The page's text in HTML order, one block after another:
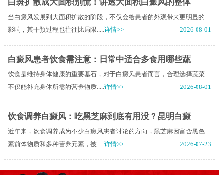
白斑扩散成大面积别慌！讲透大面积白癜风的整体
当白癜风发展到大面积扩散的阶段，不仅会给患者的外观带来更明显的
影响，其干预过程也往往比局限.....详情>> 2026-08-01
白癜风患者饮食需注意：日常中适合多食用哪些蔬
饮食是维持身体健康的重要基石，对于白癜风患者而言，合理选择蔬菜
不仅能补充身体所需的营养物质.....详情>> 2026-08-01
饮食调养白癜风：吃黑芝麻到底有用没？昆明白癜
近年来，饮食调养成为不少白癜风患者讨论的方向，黑芝麻因富含黑色
素前体物质和多种营养元素，被.....详情>> 2026-07-23